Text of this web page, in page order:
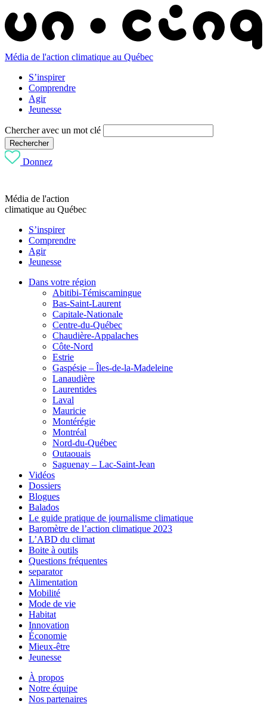
Média de l'action climatique au Québec
S’inspirer
Comprendre
Agir
Jeunesse
Chercher avec un mot clé
Rechercher
Donnez
Média de l'action
climatique au Québec
S’inspirer
Comprendre
Agir
Jeunesse
Dans votre région
Abitibi-Témiscamingue
Bas-Saint-Laurent
Capitale-Nationale
Centre-du-Québec
Chaudière-Appalaches
Côte-Nord
Estrie
Gaspésie – Îles-de-la-Madeleine
Lanaudière
Laurentides
Laval
Mauricie
Montérégie
Montréal
Nord-du-Québec
Outaouais
Saguenay – Lac-Saint-Jean
Vidéos
Dossiers
Blogues
Balados
Le guide pratique de journalisme climatique
Baromètre de l’action climatique 2023
L’ABD du climat
Boite à outils
Questions fréquentes
separator
Alimentation
Mobilité
Mode de vie
Habitat
Innovation
Économie
Mieux-être
Jeunesse
À propos
Notre équipe
Nos partenaires